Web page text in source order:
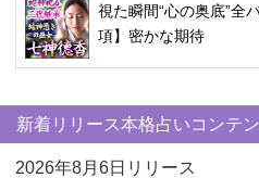
視た瞬間“心の奥底”全
項】密かな期待
新着リリース本格占いコンテ
2026年8月6日リリース